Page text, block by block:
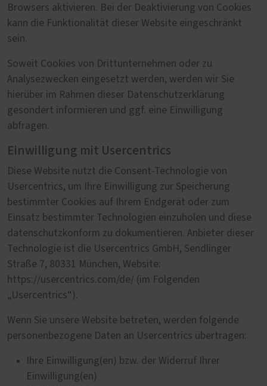
Browsers aktivieren. Bei der Deaktivierung von Cookies
kann die Funktionalität dieser Website eingeschränkt
sein.
Soweit Cookies von Drittunternehmen oder zu
Analysezwecken eingesetzt werden, werden wir Sie
hierüber im Rahmen dieser Datenschutzerklärung
gesondert informieren und ggf. eine Einwilligung
abfragen.
Einwilligung mit Usercentrics
Diese Website nutzt die Consent-Technologie von
Usercentrics, um Ihre Einwilligung zur Speicherung
bestimmter Cookies auf Ihrem Endgerät oder zum
Einsatz bestimmter Technologien einzuholen und diese
datenschutzkonform zu dokumentieren. Anbieter dieser
Technologie ist die Usercentrics GmbH, Sendlinger
Straße 7, 80331 München, Website:
https://usercentrics.com/de/ (im Folgenden
„Usercentrics“).
Wenn Sie unsere Website betreten, werden folgende
personenbezogene Daten an Usercentrics übertragen:
Ihre Einwilligung(en) bzw. der Widerruf Ihrer
Einwilligung(en)